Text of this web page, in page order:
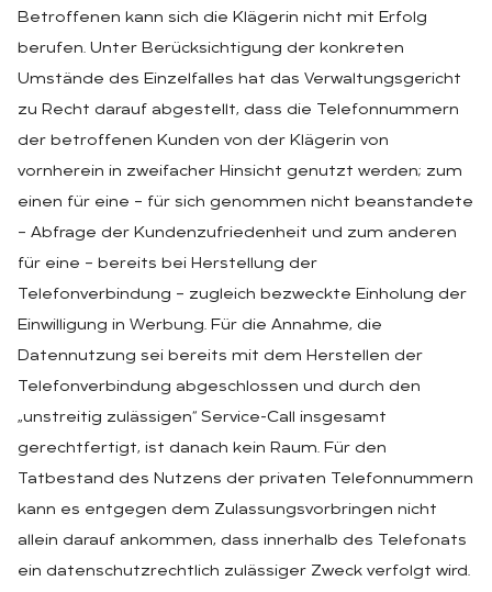
Betroffenen kann sich die Klägerin nicht mit Erfolg
berufen. Unter Berücksichtigung der konkreten
Umstände des Einzelfalles hat das Verwaltungsgericht
zu Recht darauf abgestellt, dass die Telefonnummern
der betroffenen Kunden von der Klägerin von
vornherein in zweifacher Hinsicht genutzt werden; zum
einen für eine – für sich genommen nicht beanstandete
– Abfrage der Kundenzufriedenheit und zum anderen
für eine – bereits bei Herstellung der
Telefonverbindung – zugleich bezweckte Einholung der
Einwilligung in Werbung. Für die Annahme, die
Datennutzung sei bereits mit dem Herstellen der
Telefonverbindung abgeschlossen und durch den
„unstreitig zulässigen“ Service-Call insgesamt
gerechtfertigt, ist danach kein Raum. Für den
Tatbestand des Nutzens der privaten Telefonnummern
kann es entgegen dem Zulassungsvorbringen nicht
allein darauf ankommen, dass innerhalb des Telefonats
ein datenschutzrechtlich zulässiger Zweck verfolgt wird.